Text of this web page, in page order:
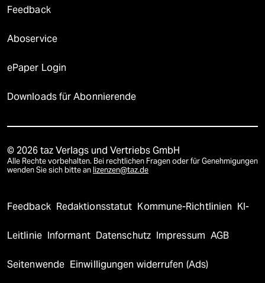
Feedback
Aboservice
ePaper Login
Downloads für Abonnierende
© 2026 taz Verlags und Vertriebs GmbH
Alle Rechte vorbehalten. Bei rechtlichen Fragen oder für Genehmigungen
wenden Sie sich bitte an lizenzen@taz.de
Feedback Redaktionsstatut Kommune-Richtlinien KI-
Leitlinie Informant Datenschutz Impressum AGB
Seitenwende Einwilligungen widerrufen (Ads)